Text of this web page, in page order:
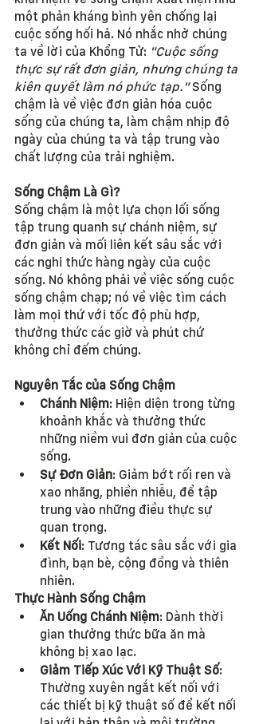
một phản kháng bình yên chống lại
cuộc sống hối hả. Nó nhắc nhở chúng
ta về lời của Khổng Tử: "Cuộc sống
thực sự rất đơn giản, nhưng chúng ta
kiên quyết làm nó phức tạp." Sống
chậm là về việc đơn giản hóa cuộc
sống của chúng ta, làm chậm nhịp độ
ngày của chúng ta và tập trung vào
chất lượng của trải nghiệm.
Sống Chậm Là Gì?
Sống chậm là một lựa chọn lối sống
tập trung quanh sự chánh niệm, sự
đơn giản và mối liên kết sâu sắc với
các nghi thức hàng ngày của cuộc
sống. Nó không phải về việc sống cuộc
sống chậm chạp; nó về việc tìm cách
làm mọi thứ với tốc độ phù hợp,
thưởng thức các giờ và phút chứ
không chỉ đếm chúng.
Nguyên Tắc của Sống Chậm
Chánh Niệm: Hiện diện trong từng
khoảnh khắc và thưởng thức
những niềm vui đơn giản của cuộc
sống.
Sự Đơn Giản: Giảm bớt rối ren và
xao nhãng, phiền nhiễu, để tập
trung vào những điều thực sự
quan trọng.
Kết Nối: Tương tác sâu sắc với gia
đình, bạn bè, cộng đồng và thiên
nhiên.
Thực Hành Sống Chậm
Ăn Uống Chánh Niệm: Dành thời
gian thưởng thức bữa ăn mà
không bị xao lạc.
Giảm Tiếp Xúc Với Kỹ Thuật Số:
Thường xuyên ngắt kết nối với
các thiết bị kỹ thuật số để kết nối